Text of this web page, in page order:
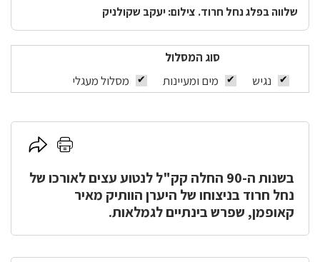
שלווה בפלג נחל חרוד. צילום: יעקב שקולניק
סוג המסלול
נגיש
מים ומעיינות מסלול מעגלי
לחץ
להדפסה
לחץ
לשיתוף
בשנות ה-90 החלה קק"ל לנטוע עצים לאורכו של
נחל חרוד בניצוחו של היערן הוותיק מאיר
קאופמן, שפרש בינתיים לגמלאות.